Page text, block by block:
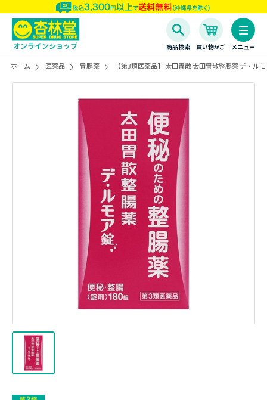
商品検索 買い物かご メニュー
ホーム 医薬品 胃腸薬 【第3類医薬品】 太田胃散 太田胃散整腸薬 デ・ル